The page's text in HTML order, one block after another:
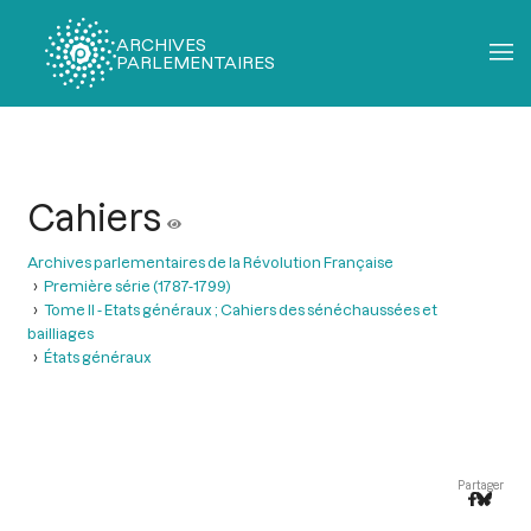
ARCHIVES
PARLEMENTAIRES
Cahiers
Archives parlementaires de la Révolution Française
Première série (1787-1799)
Tome II - Etats généraux ; Cahiers des sénéchaussées et
bailliages
États généraux
Partager